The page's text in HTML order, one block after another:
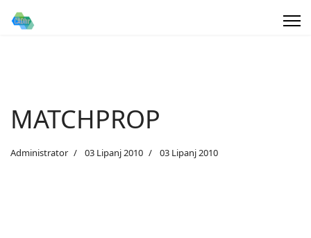
MATCHPROP
Administrator 03 Lipanj 2010 03 Lipanj 2010